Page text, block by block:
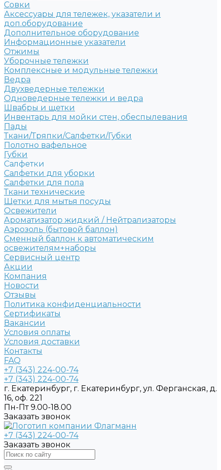
Совки
Аксессуары для тележек, указатели и
доп.оборудование
Дополнительное оборудование
Информационные указатели
Отжимы
Уборочные тележки
Комплексные и модульные тележки
Ведра
Двухведерные тележки
Одноведерные тележки и ведра
Швабры и щетки
Инвентарь для мойки стен, обеспылевания
Пады
Ткани/Тряпки/Салфетки/Губки
Полотно вафельное
Губки
Салфетки
Салфетки для уборки
Салфетки для пола
Ткани технические
Щетки для мытья посуды
Освежители
Ароматизатор жидкий / Нейтрализаторы
Аэрозоль (бытовой баллон)
Сменный баллон к автоматическим
освежителям+наборы
Сервисный центр
Акции
Компания
Новости
Отзывы
Политика конфиденциальности
Сертификаты
Вакансии
Условия оплаты
Условия доставки
Контакты
FAQ
+7 (343) 224-00-74
+7 (343) 224-00-74
г. Екатеринбург, г. Екатеринбург, ул. Ферганская, д.
16, оф. 221
Пн-Пт 9.00-18.00
Заказать звонок
+7 (343) 224-00-74
Заказать звонок